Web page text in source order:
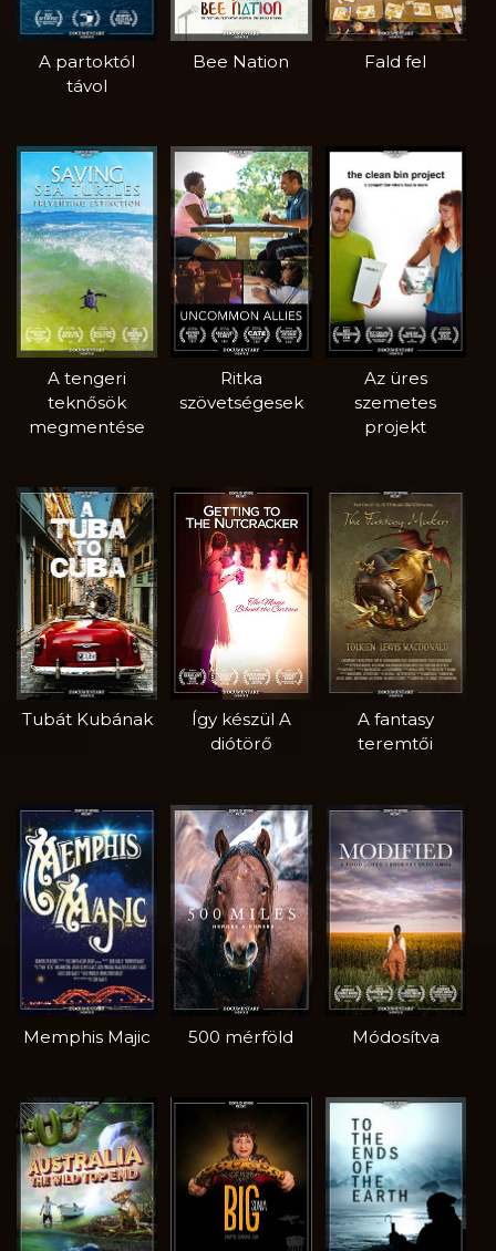
A partoktól
távol
Bee Nation Fald fel
A tengeri
teknősök
megmentése
Ritka
szövetségesek
Az üres
szemetes
projekt
Tubát Kubának
Így készül A
diótörő
A fantasy
teremtői
Memphis Majic 500 mérföld Módosítva